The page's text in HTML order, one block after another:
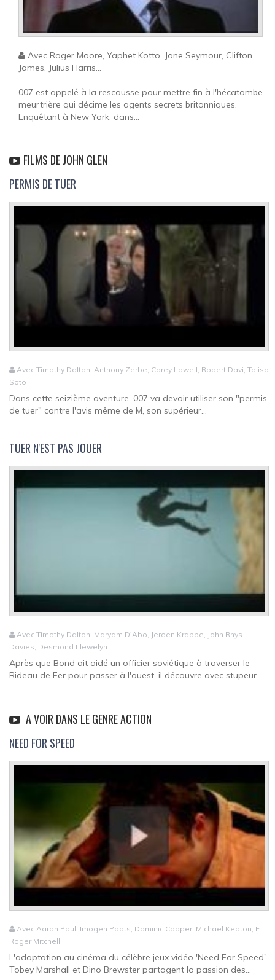
Avec Roger Moore, Yaphet Kotto, Jane Seymour, Clifton
James, Julius Harris...
007 est appelé à la rescousse pour mettre fin à l'hécatombe
meurtrière qui décime les agents secrets britanniques.
Enquêtant à New York, dans...
FILMS DE JOHN GLEN
PERMIS DE TUER
Avec Timothy Dalton, Anthony Zerbe, Carey Lowell, Robert Davi, Talisa
Soto
Dans cette seizième aventure, 007 va devoir utiliser son "permis
de tuer" contre l'avis même de M, son supérieur...
TUER N'EST PAS JOUER
Avec Timothy Dalton, Maryam D'Abo, Jeroen Krabbe, John Rhys-
Davies, Desmond Llewelyn
Après que Bond ait aidé un officier soviétique à traverser le
Rideau de Fer pour passer à l'ouest, il découvre avec stupeur...
A VOIR DANS LE GENRE ACTION
NEED FOR SPEED
Avec Aaron Paul, Imogen Poots, Dominic Cooper, Michael Keaton, E.
Roger Mitchell
L'adaptation au cinéma du célèbre jeux vidéo 'Need For Speed'.
Tobey Marshall et Dino Brewster partagent la passion des...